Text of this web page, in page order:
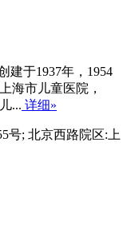
建于1937年，1954
海市儿童医院，
... 详细»
号; 北京西路院区:上